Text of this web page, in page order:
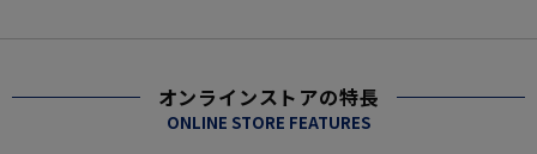
オンラインストアの特長
ONLINE STORE FEATURES